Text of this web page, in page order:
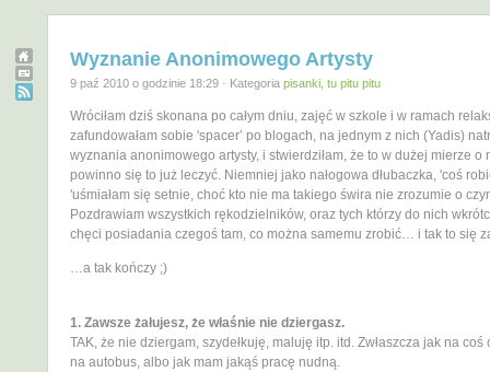
Wyznanie Anonimowego Artysty
9 paź 2010 o godzinie 18:29 · Kategoria pisanki, tu pitu pitu
Wróciłam dziś skonana po całym dniu, zajęć w szkole i w ramach
zafundowałam sobie 'spacer’ po blogach, na jednym z nich (Yadis)
wyznania anonimowego artysty, i stwierdziłam, że to w dużej mierze o
powinno się to już leczyć. Niemniej jako nałogowa dłubaczka, 'coś
'uśmiałam się setnie, choć kto nie ma takiego świra nie zrozumie o
Pozdrawiam wszystkich rękodzielników, oraz tych którzy do nich
chęci posiadania czegoś tam, co można samemu zrobić… i tak to się
…a tak kończy ;)
1. Zawsze żałujesz, że właśnie nie dziergasz.
TAK, że nie dziergam, szydełkuję, maluję itp. itd. Zwłaszcza jak na coś
na autobus, albo jak mam jakąś pracę nudną.